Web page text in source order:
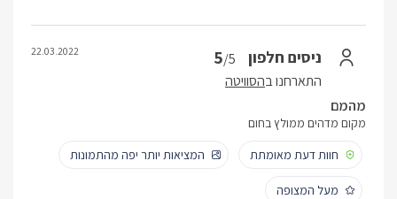
ניסים חלפון 5/5
התארחנו בהסוויטה
22.03.2022
מהמם
מקום מדהים ממולץ בחום
חוות דעת מאומתת
המציאות יותר יפה מהתמונות
מעל המצופה